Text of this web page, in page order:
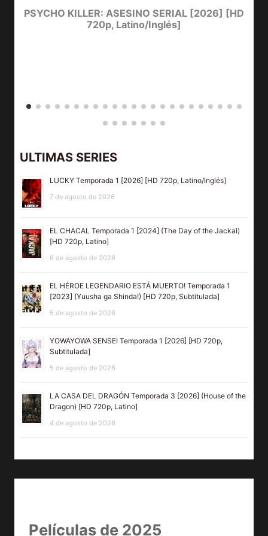
PSYCHO KILLER: ASESINO SERIAL [2026] [HD
720p, Latino/Inglés]
ULTIMAS SERIES
LUCKY Temporada 1 [2026] [HD 720p, Latino/Inglés]
7 de agosto de 2026
EL CHACAL Temporada 1 [2024] (The Day of the Jackal)
[HD 720p, Latino]
6 de agosto de 2026
EL HÉROE LEGENDARIO ESTÁ MUERTO! Temporada 1
[2023] (Yuusha ga Shinda!) [HD 720p, Subtitulada]
5 de agosto de 2026
YOWAYOWA SENSEI Temporada 1 [2026] [HD 720p,
Subtitulada]
5 de agosto de 2026
LA CASA DEL DRAGÓN Temporada 3 [2026] (House of the
Dragon) [HD 720p, Latino]
4 de agosto de 2026
Películas de 2025